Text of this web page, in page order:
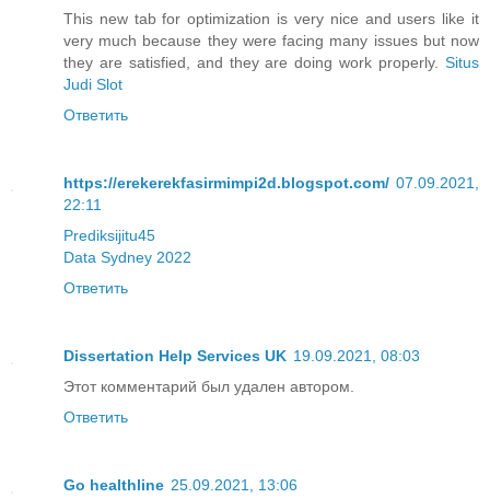
This new tab for optimization is very nice and users like it
very much because they were facing many issues but now
they are satisfied, and they are doing work properly. Situs
Judi Slot
Ответить
https://erekerekfasirmimpi2d.blogspot.com/ 07.09.2021,
22:11
Prediksijitu45
Data Sydney 2022
Ответить
Dissertation Help Services UK 19.09.2021, 08:03
Этот комментарий был удален автором.
Ответить
Go healthline 25.09.2021, 13:06